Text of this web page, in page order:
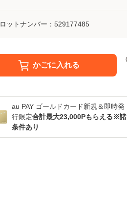
ロットナンバー： 529177485
かごに入れる
au PAY ゴールドカード新規＆即時発
行限定合計最大23,000Pもらえる※諸
条件あり